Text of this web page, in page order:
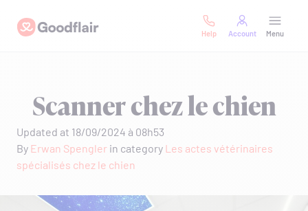
content
Goodflair
Help Account Menu
Scanner chez le chien
Updated at 18/09/2024 à 08h53
By Erwan Spengler in category Les actes vétérinaires
spécialisés chez le chien